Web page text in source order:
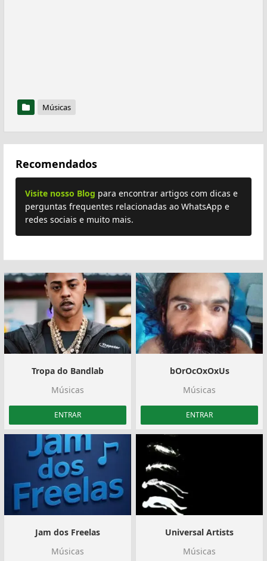
Músicas
Recomendados
Visite nosso Blog para encontrar artigos com dicas e
perguntas frequentes relacionadas ao WhatsApp e
redes sociais e muito mais.
Tropa do Bandlab
Músicas
ENTRAR
bOrOcOxOxUs
Músicas
ENTRAR
Jam dos Freelas
Músicas
Universal Artists
Músicas